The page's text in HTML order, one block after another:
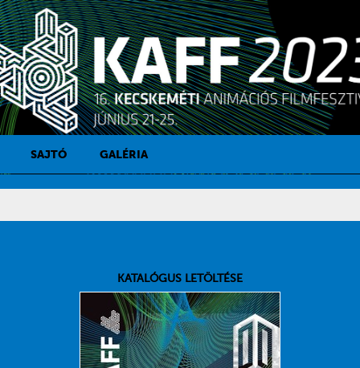
SAJTÓ
SAJTÓKAPCSOLAT
GALÉRIA
KATALÓGUS LETÖLTÉSE